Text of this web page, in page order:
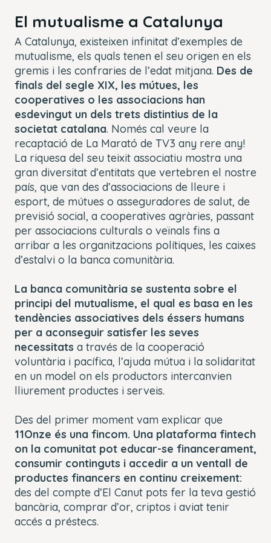
El mutualisme a Catalunya
A Catalunya, existeixen infinitat d’exemples de
mutualisme, els quals tenen el seu origen en els
gremis i les confraries de l’edat mitjana. Des de
finals del segle XIX, les mútues, les
cooperatives o les associacions han
esdevingut un dels trets distintius de la
societat catalana. Només cal veure la
recaptació de La Marató de TV3 any rere any!
La riquesa del seu teixit associatiu mostra una
gran diversitat d’entitats que vertebren el nostre
país, que van des d’associacions de lleure i
esport, de mútues o asseguradores de salut, de
previsió social, a cooperatives agràries, passant
per associacions culturals o veïnals fins a
arribar a les organitzacions polítiques, les caixes
d’estalvi o la banca comunitària.
La banca comunitària se sustenta sobre el
principi del mutualisme, el qual es basa en les
tendències associatives dels éssers humans
per a aconseguir satisfer les seves
necessitats a través de la cooperació
voluntària i pacífica, l’ajuda mútua i la solidaritat
en un model on els productors intercanvien
lliurement productes i serveis.
Des del primer moment vam explicar que
11Onze és una fincom. Una plataforma fintech
on la comunitat pot educar-se financerament,
consumir continguts i accedir a un ventall de
productes financers en continu creixement:
des del compte d’El Canut pots fer la teva gestió
bancària, comprar d’or, criptos i aviat tenir
accés a préstecs.